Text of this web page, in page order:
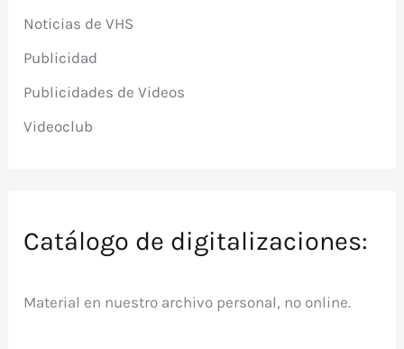
Noticias de VHS
Publicidad
Publicidades de Videos
Videoclub
Catálogo de digitalizaciones:
Material en nuestro archivo personal, no online.